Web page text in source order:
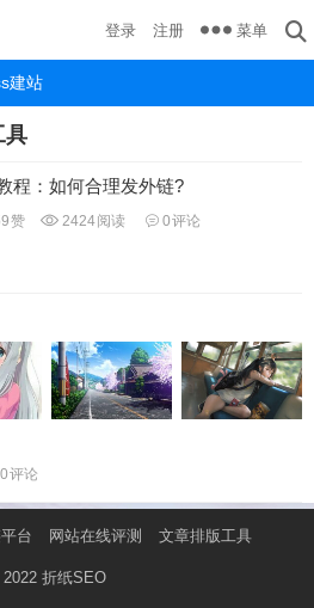
建站
登录 注册 菜单
具
程：如何合理发外链?
赞 2424阅读 0评论
0评论
台 网站在线评测 文章排版工具
折纸SEO